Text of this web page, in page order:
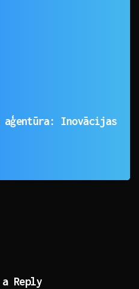
Inovācijas
a Reply